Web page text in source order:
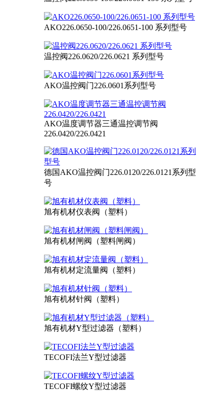
AKO226.0650-100/226.0651-100 系列型号
温控阀226.0620/226.0621 系列型号
AKO温控阀门226.0601系列型号
AKO温度调节器三通温控调节阀
226.0420/226.0421
德国AKO温控阀门226.0120/226.0121系列型
号
旭有机材仪表阀（塑料）
旭有机材闸阀（塑料闸阀）
旭有机材定流量阀（塑料）
旭有机材针阀（塑料）
旭有机材Y型过滤器（塑料）
TECOFI法兰Y型过滤器
TECOFI螺纹Y型过滤器